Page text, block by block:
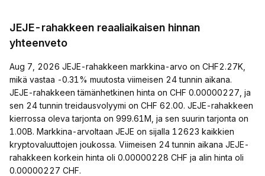
JEJE-rahakkeen reaaliaikaisen hinnan
yhteenveto
Aug 7, 2026 JEJE-rahakkeen markkina-arvo on CHF2.27K,
mikä vastaa -0.31% muutosta viimeisen 24 tunnin aikana.
JEJE-rahakkeen tämänhetkinen hinta on CHF 0.00000227, ja
sen 24 tunnin treidausvolyymi on CHF 62.00. JEJE-rahakkeen
kierrossa oleva tarjonta on 999.61M, ja sen suurin tarjonta on
1.00B. Markkina-arvoltaan JEJE on sijalla 12623 kaikkien
kryptovaluuttojen joukossa. Viimeisen 24 tunnin aikana JEJE-
rahakkeen korkein hinta oli 0.00000228 CHF ja alin hinta oli
0.00000227 CHF.